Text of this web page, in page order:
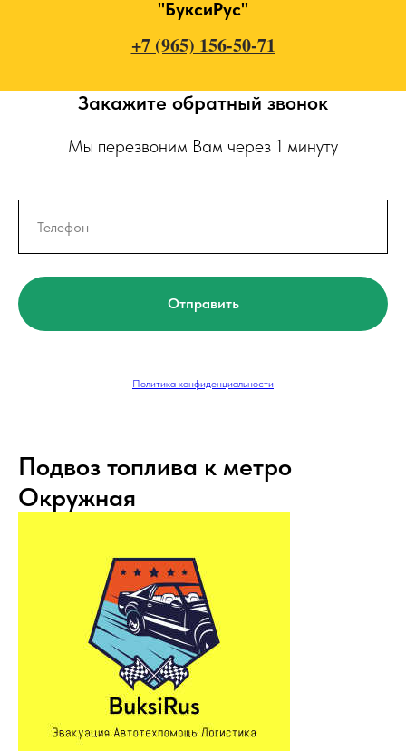
"БуксиРус"
+7 (965) 156-50-71
Закажите обратный звонок
Мы перезвоним Вам через 1 минуту
Отправить
Политика конфиденциальности
Подвоз топлива к метро
Окружная